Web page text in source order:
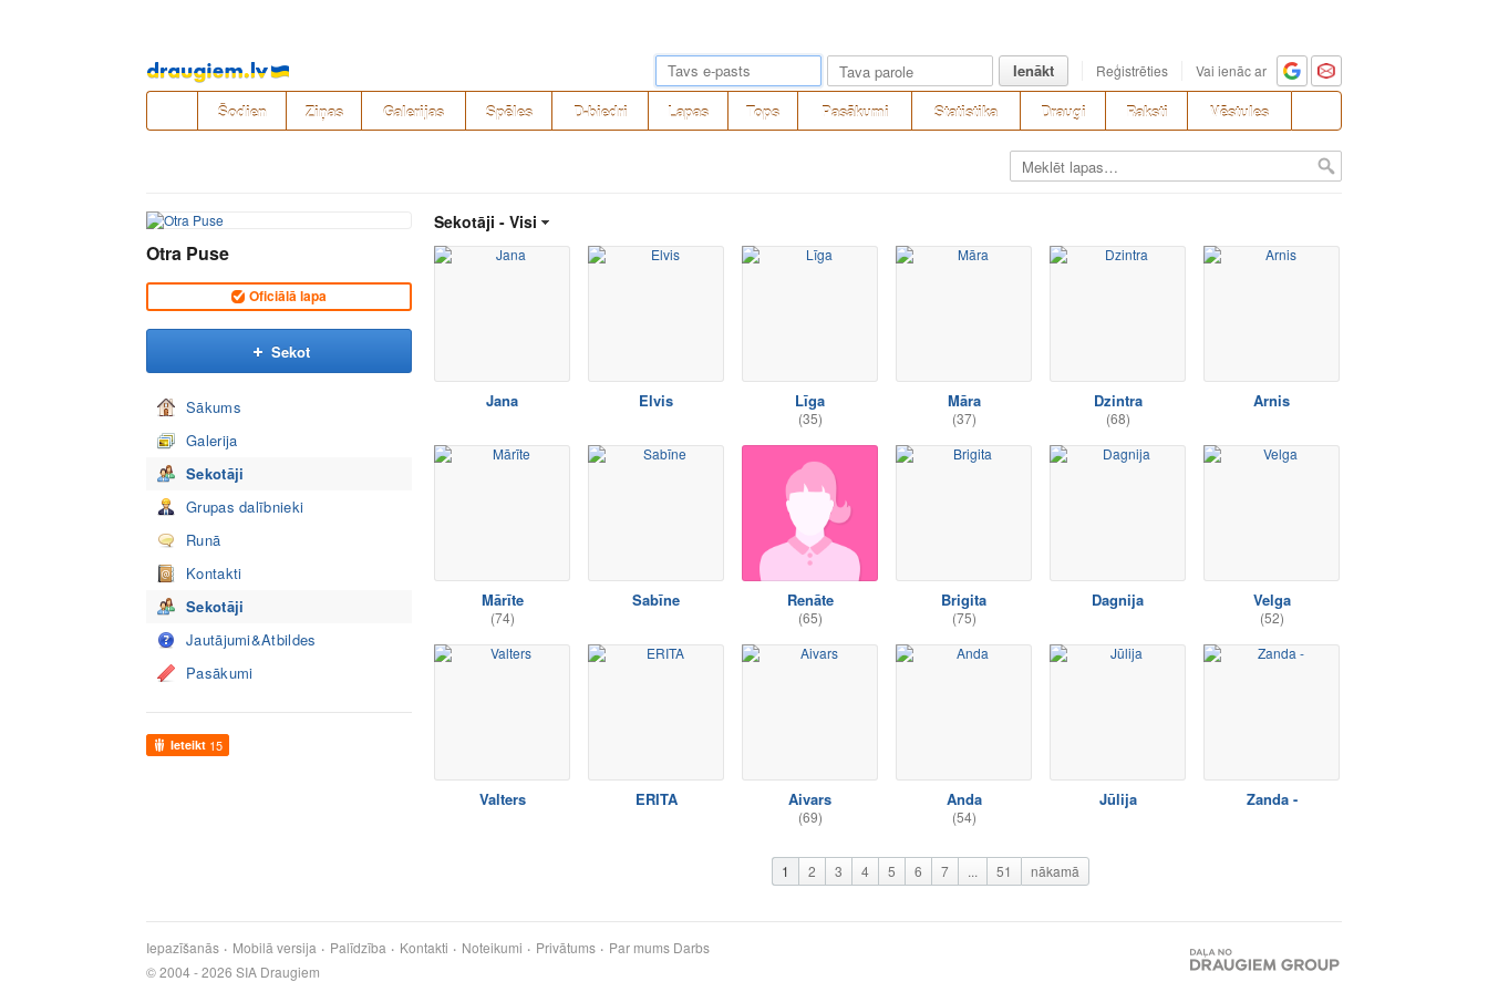
Pāriet
uz
saturu
Ienākt Reģistrēties Vai ienāc ar
Šodien Ziņas Galerijas Spēles D-biedri Lapas Tops Pasākumi Statistika Draugi Raksti Vēstules
Otra Puse
Oficiālā lapa
Sekot
Sākums
Galerija
Sekotāji
Grupas dalībnieki
Runā
Kontakti
Sekotāji
Jautājumi&Atbildes
Pasākumi
Ieteikt 15
Sekotāji - Visi
Jana Elvis Līga
(35)
Māra
(37)
Dzintra
(68)
Arnis
Mārīte
(74)
Sabīne Renāte
(65)
Brigita
(75)
Dagnija Velga
(52)
Valters ERITA Aivars
(69)
Anda
(54)
Jūlija Zanda -
1 2 3 4 5 6 7 ... 51 nākamā
Iepazīšanās Mobilā versija Palīdzība Kontakti Noteikumi Privātums Par mums Darbs
© 2004 - 2026 SIA Draugiem